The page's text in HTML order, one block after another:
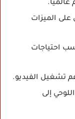
الميزات
احتياجات
تشغيل الفيديو.
إلى